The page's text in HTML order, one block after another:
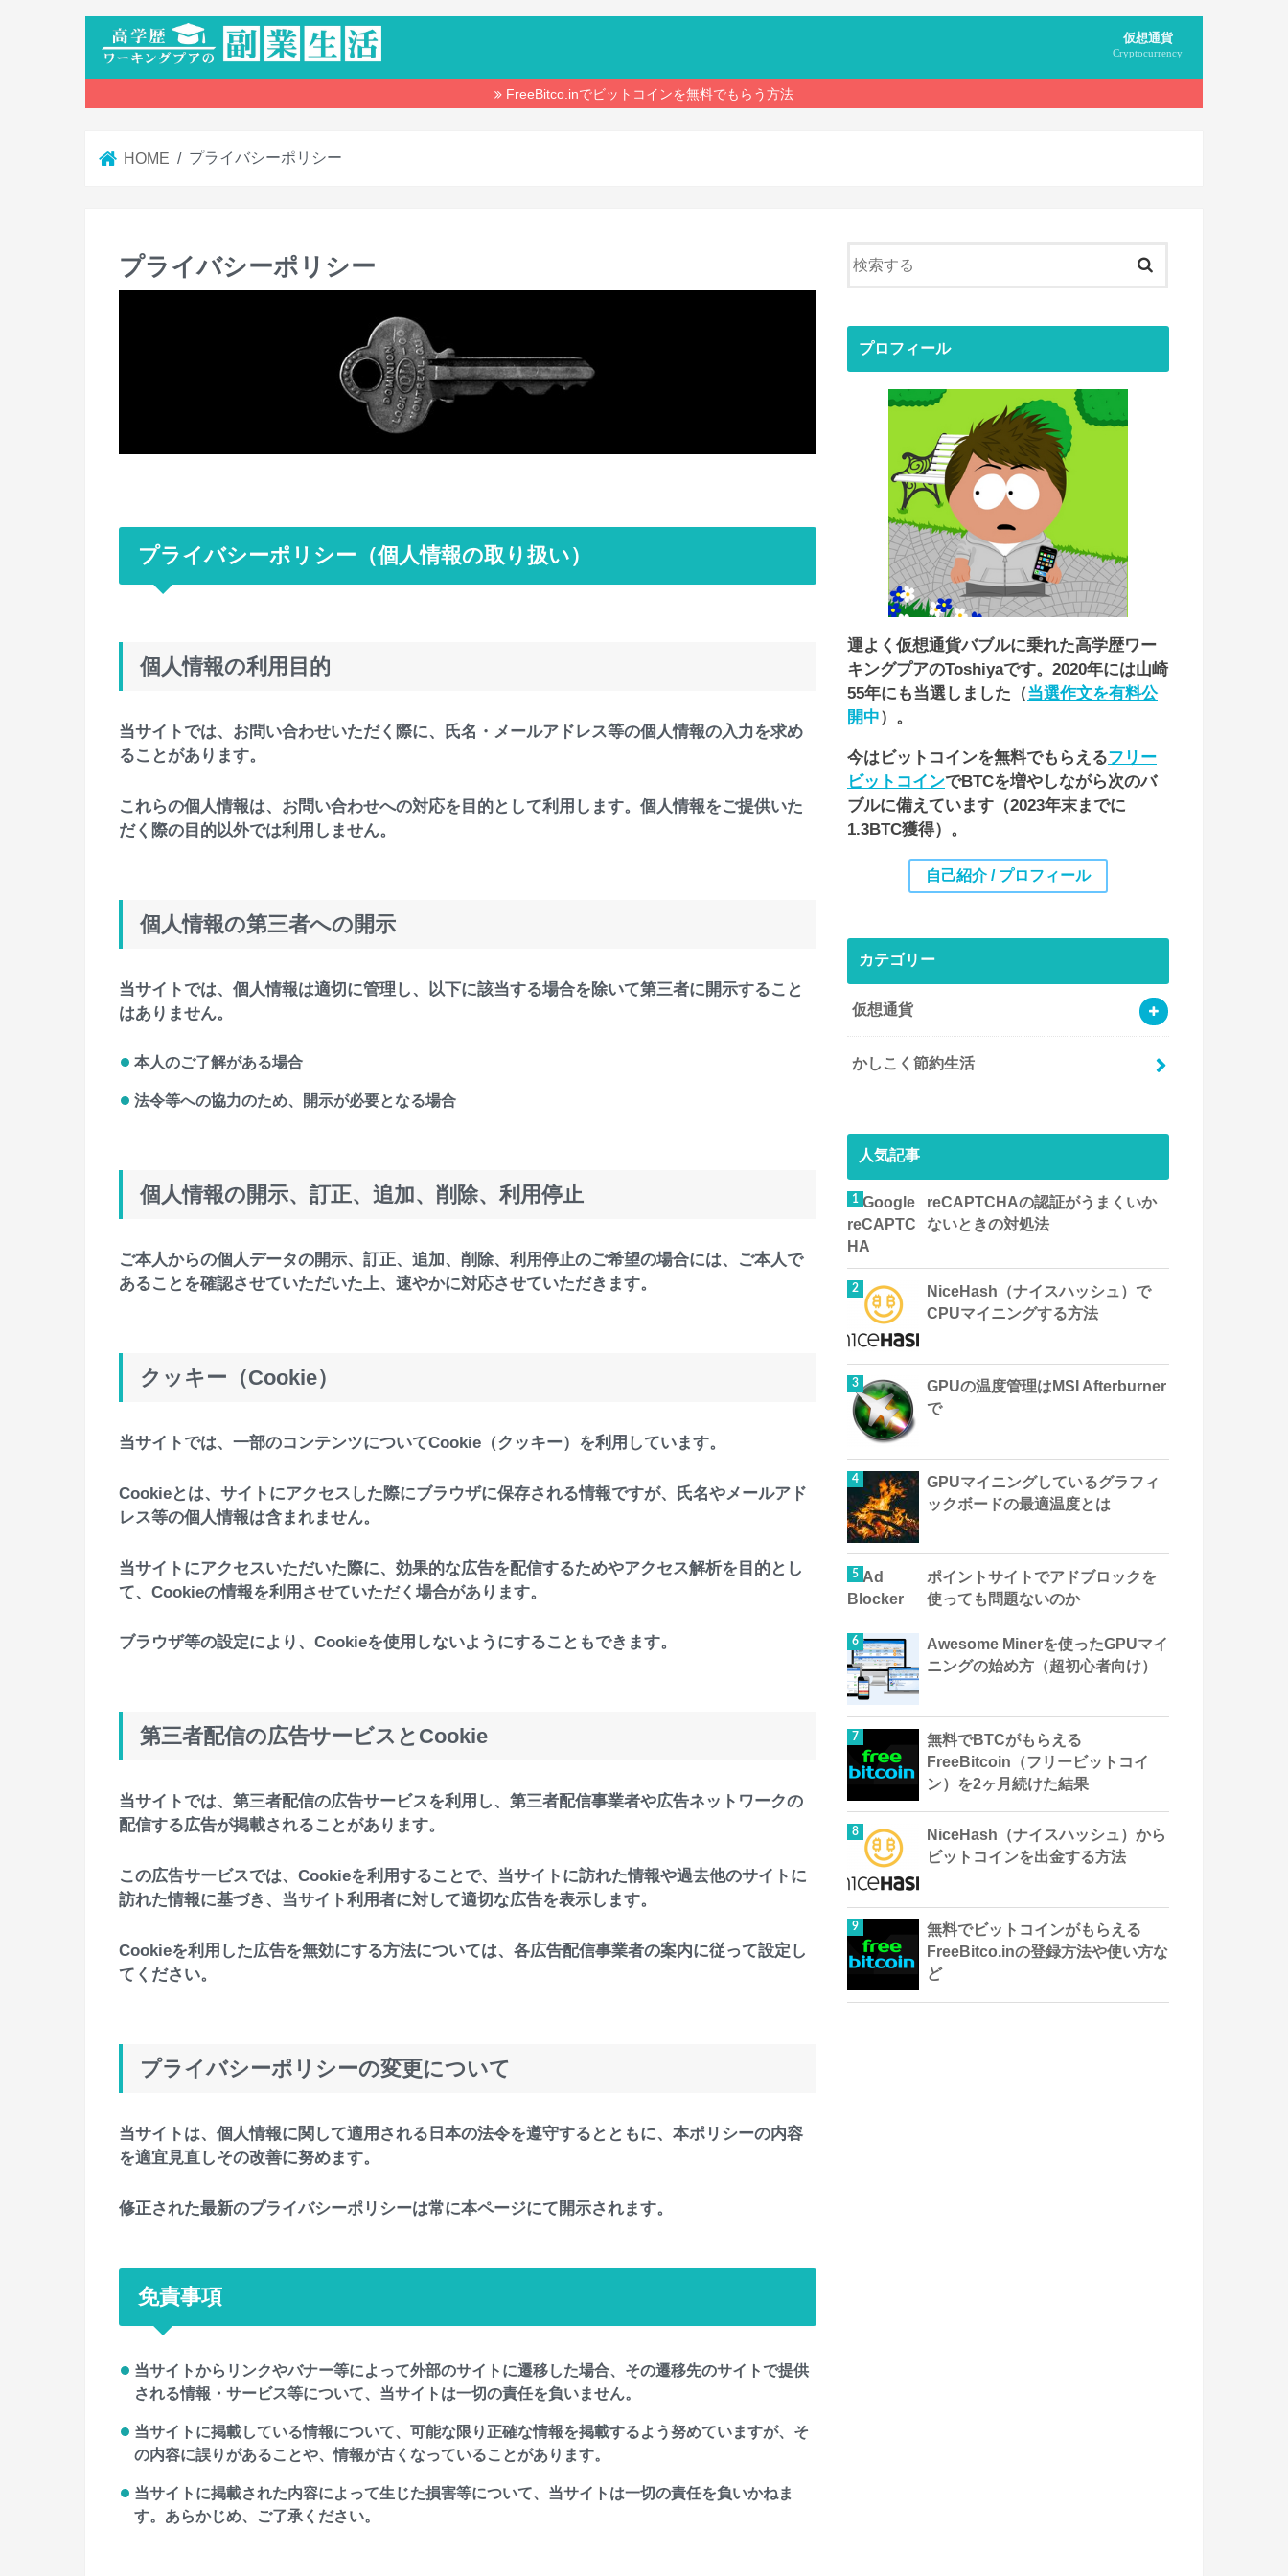
仮想通貨
Cryptocurrency
FreeBitco.inでビットコインを無料でもらう方法
HOME プライバシーポリシー
プライバシーポリシー
プライバシーポリシー（個人情報の取り扱い）
個人情報の利用目的
当サイトでは、お問い合わせいただく際に、氏名・メールアドレス等の個人情報の入力を求め
ることがあります。
これらの個人情報は、お問い合わせへの対応を目的として利用します。個人情報をご提供いた
だく際の目的以外では利用しません。
個人情報の第三者への開示
当サイトでは、個人情報は適切に管理し、以下に該当する場合を除いて第三者に開示すること
はありません。
本人のご了解がある場合
法令等への協力のため、開示が必要となる場合
個人情報の開示、訂正、追加、削除、利用停止
ご本人からの個人データの開示、訂正、追加、削除、利用停止のご希望の場合には、ご本人で
あることを確認させていただいた上、速やかに対応させていただきます。
クッキー（Cookie）
当サイトでは、一部のコンテンツについてCookie（クッキー）を利用しています。
Cookieとは、サイトにアクセスした際にブラウザに保存される情報ですが、氏名やメールアド
レス等の個人情報は含まれません。
当サイトにアクセスいただいた際に、効果的な広告を配信するためやアクセス解析を目的とし
て、Cookieの情報を利用させていただく場合があります。
ブラウザ等の設定により、Cookieを使用しないようにすることもできます。
第三者配信の広告サービスとCookie
当サイトでは、第三者配信の広告サービスを利用し、第三者配信事業者や広告ネットワークの
配信する広告が掲載されることがあります。
この広告サービスでは、Cookieを利用することで、当サイトに訪れた情報や過去他のサイトに
訪れた情報に基づき、当サイト利用者に対して適切な広告を表示します。
Cookieを利用した広告を無効にする方法については、各広告配信事業者の案内に従って設定し
てください。
プライバシーポリシーの変更について
当サイトは、個人情報に関して適用される日本の法令を遵守するとともに、本ポリシーの内容
を適宜見直しその改善に努めます。
修正された最新のプライバシーポリシーは常に本ページにて開示されます。
免責事項
当サイトからリンクやバナー等によって外部のサイトに遷移した場合、その遷移先のサイトで提供
される情報・サービス等について、当サイトは一切の責任を負いません。
当サイトに掲載している情報について、可能な限り正確な情報を掲載するよう努めていますが、そ
の内容に誤りがあることや、情報が古くなっていることがあります。
当サイトに掲載された内容によって生じた損害等について、当サイトは一切の責任を負いかねま
す。あらかじめ、ご了承ください。
プロフィール
運よく仮想通貨バブルに乗れた高学歴ワー
キングプアのToshiyaです。2020年には山崎
55年にも当選しました（当選作文を有料公
開中）。
今はビットコインを無料でもらえるフリー
ビットコインでBTCを増やしながら次のバ
ブルに備えています（2023年末までに
1.3BTC獲得）。
自己紹介 / プロフィール
カテゴリー
仮想通貨
かしこく節約生活
人気記事
reCAPTCHAの認証がうまくいか
ないときの対処法
NiceHash（ナイスハッシュ）で
CPUマイニングする方法
GPUの温度管理はMSI Afterburner
で
GPUマイニングしているグラフィ
ックボードの最適温度とは
ポイントサイトでアドブロックを
使っても問題ないのか
Awesome Minerを使ったGPUマイ
ニングの始め方（超初心者向け）
無料でBTCがもらえる
FreeBitcoin（フリービットコイ
ン）を2ヶ月続けた結果
NiceHash（ナイスハッシュ）から
ビットコインを出金する方法
無料でビットコインがもらえる
FreeBitco.inの登録方法や使い方な
ど